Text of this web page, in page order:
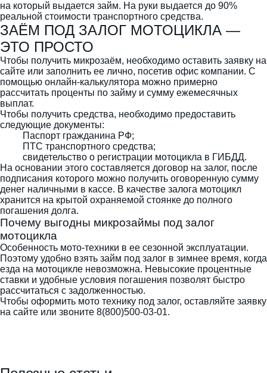
на который выдается займ. На руки выдается до 90%
реальной стоимости транспортного средства.
ЗАЁМ ПОД ЗАЛОГ МОТОЦИКЛА —
ЭТО ПРОСТО
Чтобы получить микрозаём, необходимо оставить заявку на
сайте или заполнить ее лично, посетив офис компании. С
помощью онлайн-калькулятора можно примерно
рассчитать проценты по займу и сумму ежемесячных
выплат.
Чтобы получить средства, необходимо предоставить
следующие документы:
Паспорт гражданина РФ;
ПТС транспортного средства;
свидетельство о регистрации мотоцикла в ГИБДД.
На основании этого составляется договор на залог, после
подписания которого можно получить оговоренную сумму
денег наличными в кассе. В качестве залога мотоцикл
хранится на крытой охраняемой стоянке до полного
погашения долга.
Почему выгодны микрозаймы под залог
мотоцикла
Особенность мото-техники в ее сезонной эксплуатации.
Поэтому удобно взять займ под залог в зимнее время, когда
езда на мотоцикле невозможна. Невысокие процентные
ставки и удобные условия погашения позволят быстро
рассчитаться с задолженностью.
Чтобы оформить мото технику под залог, оставляйте заявку
на сайте или звоните 8(800)500-03-01.